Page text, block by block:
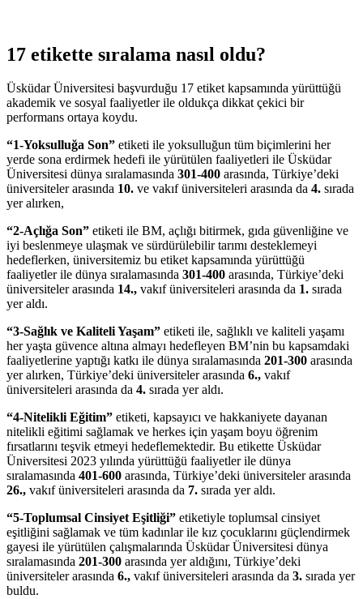
17 etikette sıralama nasıl oldu?
Üsküdar Üniversitesi başvurduğu 17 etiket kapsamında yürüttüğü
akademik ve sosyal faaliyetler ile oldukça dikkat çekici bir
performans ortaya koydu.
“1-Yoksulluğa Son” etiketi ile yoksulluğun tüm biçimlerini her
yerde sona erdirmek hedefi ile yürütülen faaliyetleri ile Üsküdar
Üniversitesi dünya sıralamasında 301-400 arasında, Türkiye’deki
üniversiteler arasında 10. ve vakıf üniversiteleri arasında da 4. sırada
yer alırken,
“2-Açlığa Son” etiketi ile BM, açlığı bitirmek, gıda güvenliğine ve
iyi beslenmeye ulaşmak ve sürdürülebilir tarımı desteklemeyi
hedeflerken, üniversitemiz bu etiket kapsamında yürüttüğü
faaliyetler ile dünya sıralamasında 301-400 arasında, Türkiye’deki
üniversiteler arasında 14., vakıf üniversiteleri arasında da 1. sırada
yer aldı.
“3-Sağlık ve Kaliteli Yaşam” etiketi ile, sağlıklı ve kaliteli yaşamı
her yaşta güvence altına almayı hedefleyen BM’nin bu kapsamdaki
faaliyetlerine yaptığı katkı ile dünya sıralamasında 201-300 arasında
yer alırken, Türkiye’deki üniversiteler arasında 6., vakıf
üniversiteleri arasında da 4. sırada yer aldı.
“4-Nitelikli Eğitim” etiketi, kapsayıcı ve hakkaniyete dayanan
nitelikli eğitimi sağlamak ve herkes için yaşam boyu öğrenim
fırsatlarını teşvik etmeyi hedeflemektedir. Bu etikette Üsküdar
Üniversitesi 2023 yılında yürüttüğü faaliyetler ile dünya
sıralamasında 401-600 arasında, Türkiye’deki üniversiteler arasında
26., vakıf üniversiteleri arasında da 7. sırada yer aldı.
“5-Toplumsal Cinsiyet Eşitliği” etiketiyle toplumsal cinsiyet
eşitliğini sağlamak ve tüm kadınlar ile kız çocuklarını güçlendirmek
gayesi ile yürütülen çalışmalarında Üsküdar Üniversitesi dünya
sıralamasında 201-300 arasında yer aldığını, Türkiye’deki
üniversiteler arasında 6., vakıf üniversiteleri arasında da 3. sırada yer
buldu.